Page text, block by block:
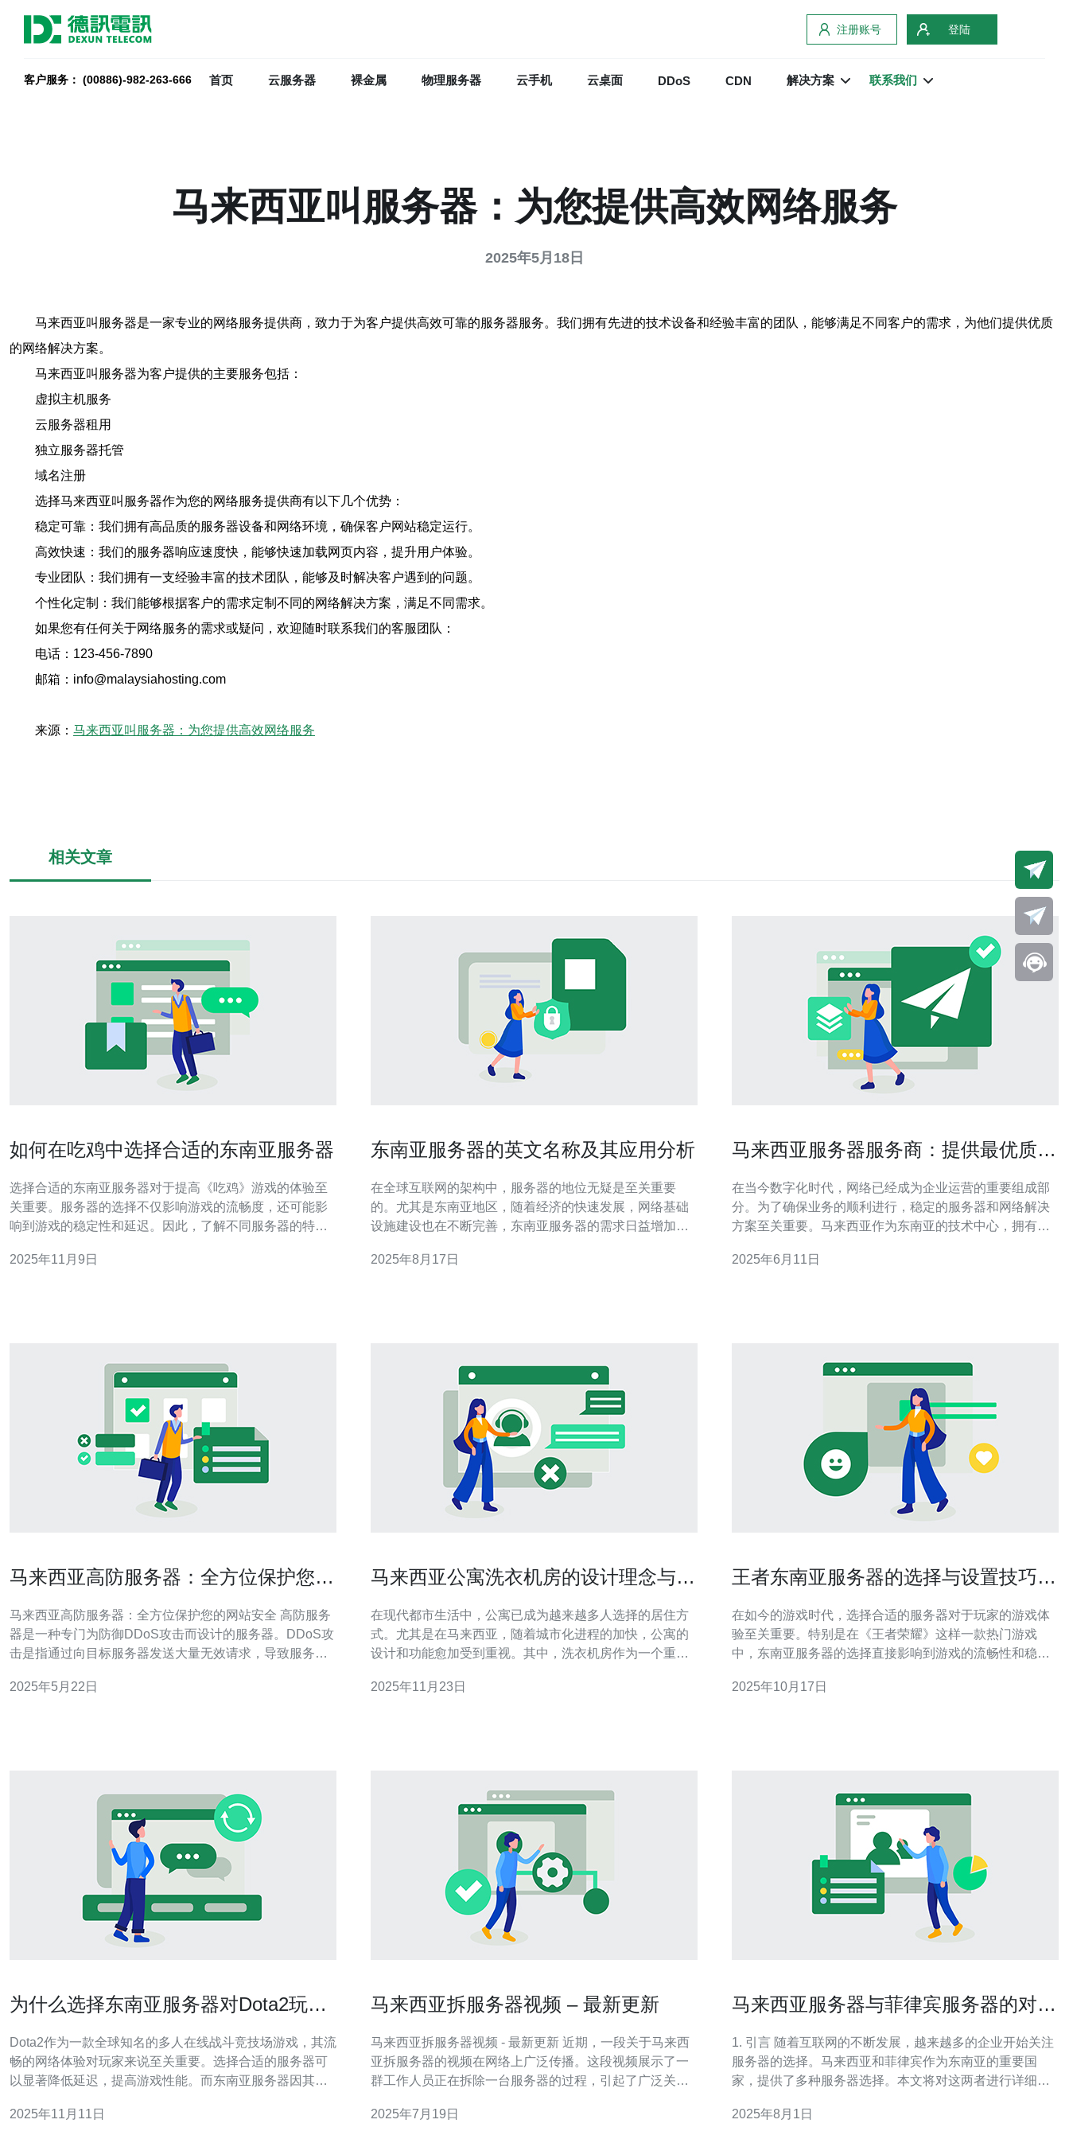
注册账号 登陆
客户服务： (00886)-982-263-666 首页 云服务器 裸金属 物理服务器 云手机 云桌面 DDoS CDN 解决方案 联系我们
马来西亚叫服务器：为您提供高效网络服务
2025年5月18日
马来西亚叫服务器是一家专业的网络服务提供商，致力于为客户提供高效可靠的服务器服务。我们拥有先进的技术设备和经验丰富的团队，能够满足不同客户的需求，为他们提供优质
的网络解决方案。
马来西亚叫服务器为客户提供的主要服务包括：
虚拟主机服务
云服务器租用
独立服务器托管
域名注册
选择马来西亚叫服务器作为您的网络服务提供商有以下几个优势：
稳定可靠：我们拥有高品质的服务器设备和网络环境，确保客户网站稳定运行。
高效快速：我们的服务器响应速度快，能够快速加载网页内容，提升用户体验。
专业团队：我们拥有一支经验丰富的技术团队，能够及时解决客户遇到的问题。
个性化定制：我们能够根据客户的需求定制不同的网络解决方案，满足不同需求。
如果您有任何关于网络服务的需求或疑问，欢迎随时联系我们的客服团队：
电话：123-456-7890
邮箱：info@malaysiahosting.com
来源： 马来西亚叫服务器：为您提供高效网络服务
相关文章
如何在吃鸡中选择合适的东南亚服务器
选择合适的东南亚服务器对于提高《吃鸡》游戏的体验至
关重要。服务器的选择不仅影响游戏的流畅度，还可能影
响到游戏的稳定性和延迟。因此，了解不同服务器的特点
戏体验。 为什么选择东南亚服务器？ 东南亚服务器在《吃
2025年11月9日
东南亚服务器的英文名称及其应用分析
在全球互联网的架构中，服务器的地位无疑是至关重要
的。尤其是东南亚地区，随着经济的快速发展，网络基础
设施建设也在不断完善，东南亚服务器的需求日益增加。
中的应用分析。 首先，我们来了解一下东南亚服务器的英
2025年8月17日
马来西亚服务器服务商：提供最优质的
在当今数字化时代，网络已经成为企业运营的重要组成部
分。为了确保业务的顺利进行，稳定的服务器和网络解决
方案至关重要。马来西亚作为东南亚的技术中心，拥有许
助企业提高效率和安全性。 马来西亚作为一个多元文化的
2025年6月11日
马来西亚高防服务器：全方位保护您的
马来西亚高防服务器：全方位保护您的网站安全 高防服务
器是一种专门为防御DDoS攻击而设计的服务器。DDoS攻
击是指通过向目标服务器发送大量无效请求，导致服务器
御这种攻击，确保您的网站持续稳定运行。 马来西亚高防
2025年5月22日
马来西亚公寓洗衣机房的设计理念与用
在现代都市生活中，公寓已成为越来越多人选择的居住方
式。尤其是在马来西亚，随着城市化进程的加快，公寓的
设计和功能愈加受到重视。其中，洗衣机房作为一个重要
活质量。 首先，我们来探讨洗衣机房的设计理念。洗衣机
2025年11月23日
王者东南亚服务器的选择与设置技巧分
在如今的游戏时代，选择合适的服务器对于玩家的游戏体
验至关重要。特别是在《王者荣耀》这样一款热门游戏
中，东南亚服务器的选择直接影响到游戏的流畅性和稳定
自己需求的服务器，并提供一些实用的设置技巧，帮助玩
2025年10月17日
为什么选择东南亚服务器对Dota2玩家
Dota2作为一款全球知名的多人在线战斗竞技场游戏，其流
畅的网络体验对玩家来说至关重要。选择合适的服务器可
以显著降低延迟，提高游戏性能。而东南亚服务器因其地
介绍为什么选择东南亚服务器对Dota2玩家至关重要，以及
2025年11月11日
马来西亚拆服务器视频 – 最新更新
马来西亚拆服务器视频 - 最新更新 近期，一段关于马来西
亚拆服务器的视频在网络上广泛传播。这段视频展示了一
群工作人员正在拆除一台服务器的过程，引起了广泛关
们的好奇心和猜测。 视频中的工作人员穿着统一的工作
2025年7月19日
马来西亚服务器与菲律宾服务器的对比
1. 引言 随着互联网的不断发展，越来越多的企业开始关注
服务器的选择。马来西亚和菲律宾作为东南亚的重要国
家，提供了多种服务器选择。本文将对这两者进行详细的
西亚服务器有几个显著的优势，首先是网络稳定性。马来
2025年8月1日